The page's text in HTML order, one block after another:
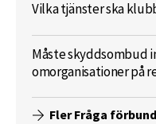
Vilka tjänster ska
Måste skyddsombud
omorganisationer på
Fler Fråga